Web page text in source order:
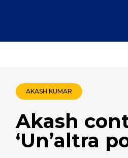
AKASH KUMAR
Akash
‘Un’altra